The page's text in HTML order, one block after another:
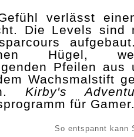
verlässt
Die Levels sind
Hügel,
Pfeilen aus
Wachsmalstift
Kirby's
für
So entspannt kann